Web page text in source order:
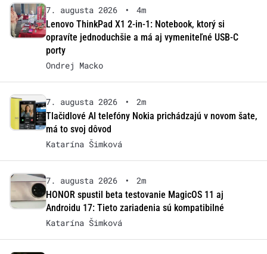
7. augusta 2026 •
4m
Lenovo ThinkPad X1 2-in-1: Notebook, ktorý si
opravíte jednoduchšie a má aj vymeniteľné USB-C
porty
Ondrej Macko
7. augusta 2026 •
2m
Tlačidlové AI telefóny Nokia prichádzajú v novom šate,
má to svoj dôvod
Katarína Šimková
7. augusta 2026 •
2m
HONOR spustil beta testovanie MagicOS 11 aj
Androidu 17: Tieto zariadenia sú kompatibilné
Katarína Šimková